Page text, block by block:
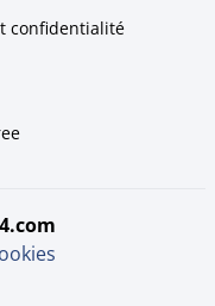
confidentialité